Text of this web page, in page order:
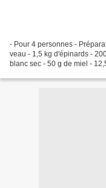
- Pour 4 personnes -
veau - 1,5 kg d'épinards -
blanc sec - 50 g de miel -